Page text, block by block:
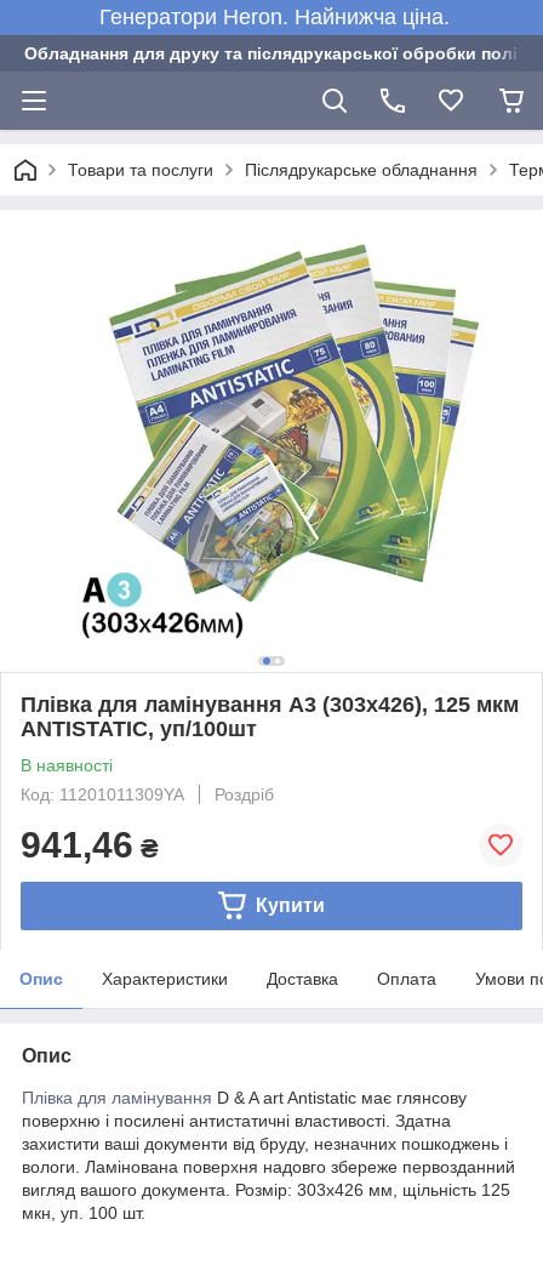
Генератори Heron. Найнижча ціна.
Обладнання для друку та післядрукарської обробки
Товари та послуги Післядрукарське обладнання
Плівка для ламінування A3 (303х426), 125 мкм
ANTISTATIC, уп/100шт
В наявності
Код: 11201011309YA
Роздріб
941,46 ₴
Купити
Опис Характеристики Доставка Оплата Умови
Опис
Плівка для ламінування D & A art Antistatic має глянсову
поверхню і посилені антистатичні властивості. Здатна
захистити ваші документи від бруду, незначних пошкоджень і
вологи. Ламінована поверхня надовго збереже первозданний
вигляд вашого документа. Розмір: 303х426 мм, щільність 125
мкн, уп. 100 шт.